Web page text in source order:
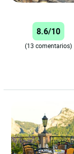
8.6/10
(13 comentarios)